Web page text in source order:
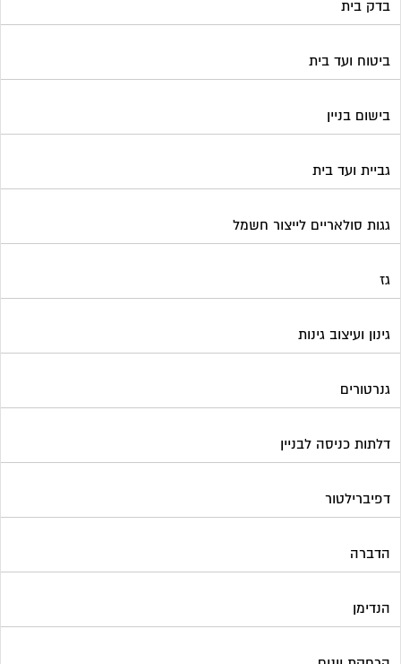
בדק בית
ביטוח ועד בית
בישום בניין
גביית ועד בית
גגות סולאריים לייצור חשמל
גז
גינון ועיצוב גינות
גנרטורים
דלתות כניסה לבניין
דפיברילטור
הדברה
הנדימן